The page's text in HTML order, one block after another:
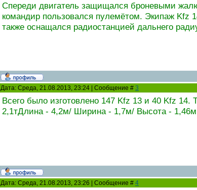
Спереди двигатель защищался броневыми
командир пользовался пулемётом. Экипаж Kfz
также оснащался радиостанцией дальнего
Дата: Среда, 21.08.2013, 23:24 | Сообщение # 3
Всего было изготовлено 147 Kfz 13 и 40 Kfz 14.
2,1тДлина - 4,2м/ Ширина - 1,7м/ Высота - 1,46м
Дата: Среда, 21.08.2013, 23:26 | Сообщение # 4